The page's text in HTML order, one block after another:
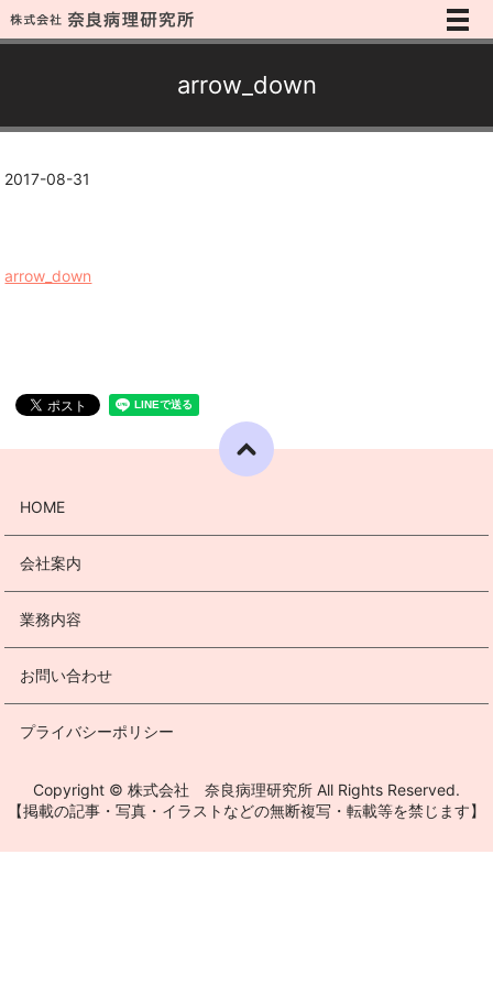
メ
arrow_down
2017-08-31
arrow_down
HOME
会社案内
業務内容
お問い合わせ
プライバシーポリシー
Copyright © 株式会社 奈良病理研究所 All Rights Reserved.
【掲載の記事・写真・イラストなどの無断複写・転載等を禁じます】